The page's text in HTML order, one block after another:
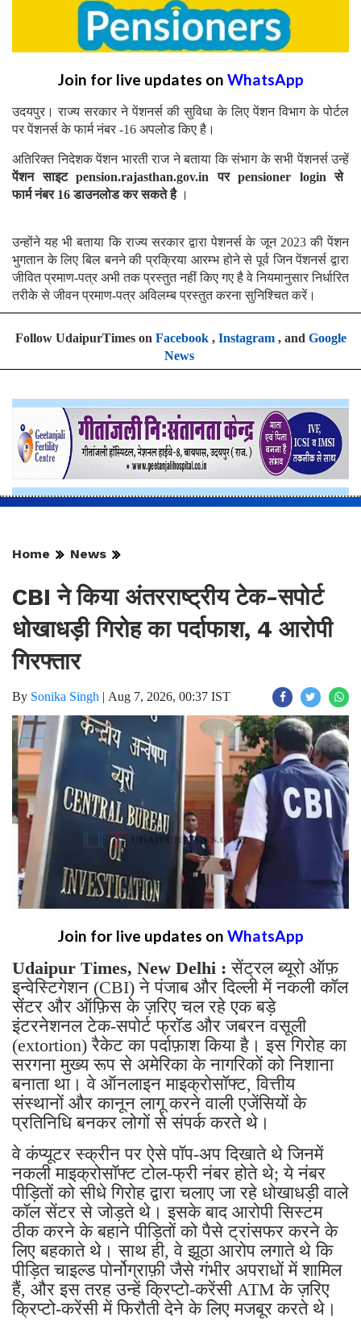
Join for live updates on WhatsApp
उदयपुर। राज्य सरकार ने पेंशनर्स की सुविधा के लिए पेंशन विभाग के पोर्टल
पर पेंशनर्स के फार्म नंबर -16 अपलोड किए है।
अतिरिक्त निदेशक पेंशन भारती राज ने बताया कि संभाग के सभी पेंशनर्स उन्हें
पेंशन साइट pension.rajasthan.gov.in पर pensioner login से
फार्म नंबर 16 डाउनलोड कर सकते है ।
उन्होंने यह भी बताया कि राज्य सरकार द्वारा पेशनर्स के जून 2023 की पेंशन
भुगतान के लिए बिल बनने की प्रक्रिया आरम्भ होने से पूर्व जिन पेंशनर्स द्वारा
जीवित प्रमाण-पत्र अभी तक प्रस्तुत नहीं किए गए है वे नियमानुसार निर्धारित
तरीके से जीवन प्रमाण-पत्र अविलम्ब प्रस्तुत करना सुनिश्चित करें।
Follow UdaipurTimes on Facebook, Instagram, and Google
News
Home News
CBI ने किया अंतरराष्ट्रीय टेक-सपोर्ट
धोखाधड़ी गिरोह का पर्दाफाश, 4 आरोपी
गिरफ्तार
By Sonika Singh | Aug 7, 2026, 00:37 IST
Join for live updates on WhatsApp
Udaipur Times, New Delhi :सेंट्रल ब्यूरो ऑफ़
इन्वेस्टिगेशन (CBI) ने पंजाब और दिल्ली में नकली कॉल
सेंटर और ऑफ़िस के ज़रिए चल रहे एक बड़े
इंटरनेशनल टेक-सपोर्ट फ्रॉड और जबरन वसूली
(extortion) रैकेट का पर्दाफ़ाश किया है। इस गिरोह का
सरगना मुख्य रूप से अमेरिका के नागरिकों को निशाना
बनाता था। वे ऑनलाइन माइक्रोसॉफ्ट, वित्तीय
संस्थानों और कानून लागू करने वाली एजेंसियों के
प्रतिनिधि बनकर लोगों से संपर्क करते थे।
वे कंप्यूटर स्क्रीन पर ऐसे पॉप-अप दिखाते थे जिनमें
नकली माइक्रोसॉफ्ट टोल-फ्री नंबर होते थे; ये नंबर
पीड़ितों को सीधे गिरोह द्वारा चलाए जा रहे धोखाधड़ी वाले
कॉल सेंटर से जोड़ते थे। इसके बाद आरोपी सिस्टम
ठीक करने के बहाने पीड़ितों को पैसे ट्रांसफर करने के
लिए बहकाते थे। साथ ही, वे झूठा आरोप लगाते थे कि
पीड़ित चाइल्ड पोर्नोग्राफ़ी जैसे गंभीर अपराधों में शामिल
हैं, और इस तरह उन्हें क्रिप्टो-करेंसी ATM के ज़रिए
क्रिप्टो-करेंसी में फिरौती देने के लिए मजबूर करते थे।